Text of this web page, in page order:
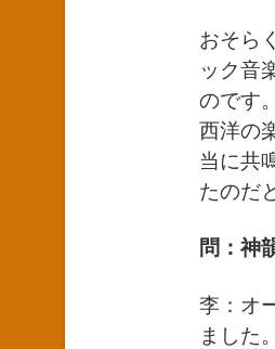
おそら
ック音
のです
西洋の
当に共
たのだ
問：神
李：オ
ました